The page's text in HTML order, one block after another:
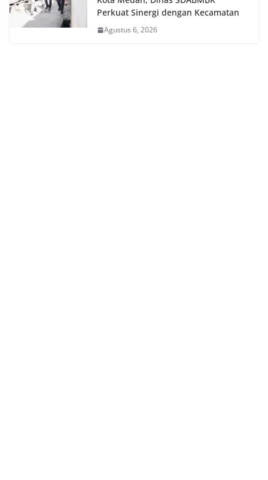
Perkuat Sinergi dengan Kecamatan
Agustus 6, 2026